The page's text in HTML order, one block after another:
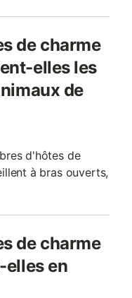
de charme
elles les
de
d'hôtes de
à bras ouverts,
de charme
elles en